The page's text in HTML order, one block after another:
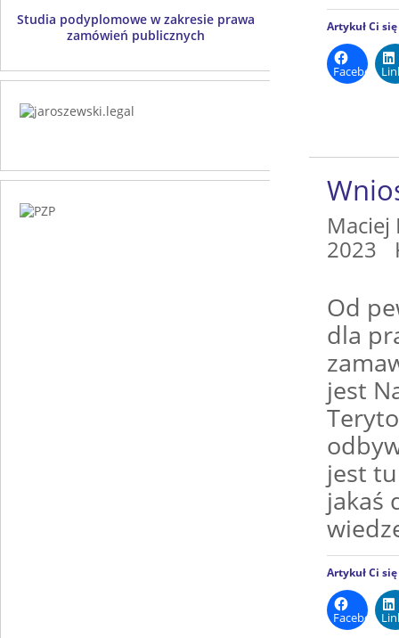
Artykuł Ci
Facebook
Maciej
2023
Od
dla
jest
jest
jakaś
Artykuł Ci
Facebook
Studia podyplomowe w zakresie prawa
zamówień publicznych